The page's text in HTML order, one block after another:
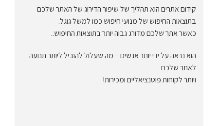
קידום אתרים הוא תהליך של שיפור הדירוג של האתר שלכם
בתוצאות החיפוש של מנועי חיפוש כמו למשל גוגל.
כאשר אתר שלכם מדורג גבוה יותר בתוצאות החיפוש..
הוא נראה על ידי יותר אנשים – מה שעלול להוביל ליותר תנועה
לאתר שלכם
ויותר לקוחות פוטנציאליים ומכירות!